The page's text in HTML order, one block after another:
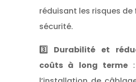
réduisant les risques de
sécurité.
3️⃣ Durabilité et
coûts à long terme